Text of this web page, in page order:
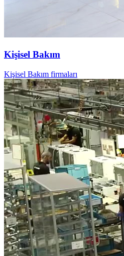
Kişisel Bakım
Kişisel Bakım firmaları